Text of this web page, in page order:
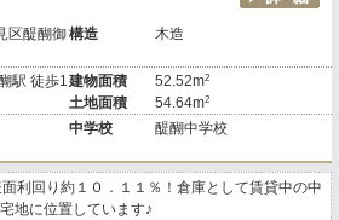
区醍醐御構造 木造
駅 徒歩1建物面積
土地面積
52.52m2
54.64m2
中学校 醍醐中学校
利回り約１０．１１％！倉庫として賃貸中の中
地に位置しています♪